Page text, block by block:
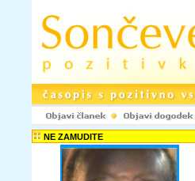
NE ZAMUDITE